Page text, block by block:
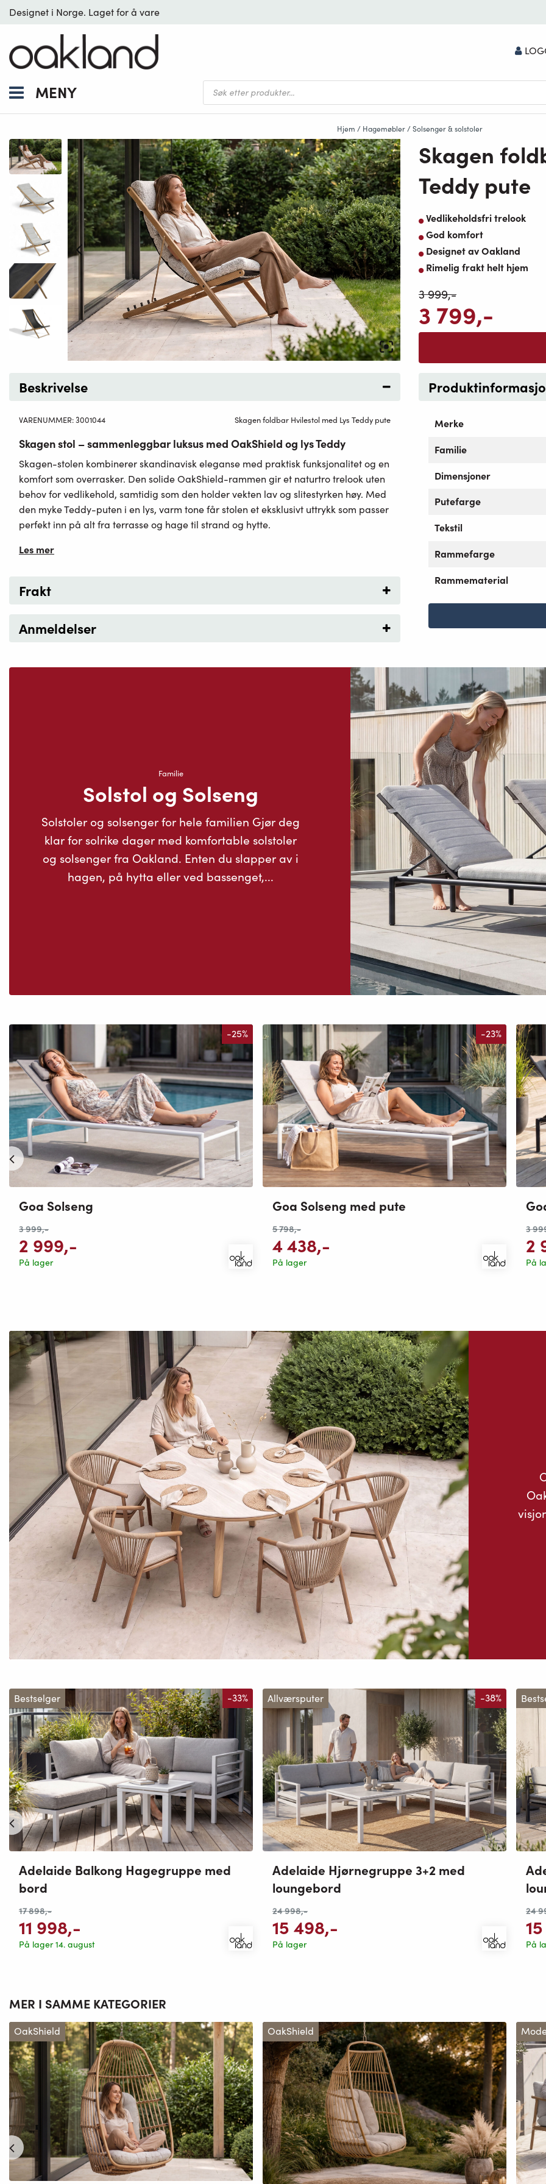
Designet i Norge. Laget for å vare
MENY
Products
search
Hjem / Hagemøbler/Solsenger & solstoler
Skagen
Teddy pute
Vedlikeholdsfri trelook
God komfort
Designet av Oakland
Rimelig frakt helt hjem
3 999,-
3 799,-
Beskrivelse
VARENUMMER:3001044 Skagen foldbar Hvilestol med Lys Teddy pute
Skagen stol – sammenleggbar luksus med OakShield og lys Teddy
Skagen-stolen kombinerer skandinavisk eleganse med praktisk funksjonalitet og en
komfort som overrasker. Den solide OakShield-rammen gir et naturtro trelook uten
behov for vedlikehold, samtidig som den holder vekten lav og slitestyrken høy. Med
den myke Teddy-puten i en lys, varm tone får stolen et eksklusivt uttrykk som passer
perfekt inn på alt fra terrasse og hage til strand og hytte.
Les mer
Frakt
Anmeldelser
Merke
Familie
Dimensjoner
Putefarge
Tekstil
Rammefarge
Rammematerial
Familie
Solstol og Solseng
Solstoler og solsenger for hele familien Gjør deg
klar for solrike dager med komfortable solstoler
og solsenger fra Oakland. Enten du slapper av i
hagen, på hytta eller ved bassenget,...
-25%
Goa Solseng
3 999,-
2 999,-
På lager
-23%
Goa Solseng med pute
5 798,-
4 438,-
På lager
3
2
På
Bestselger -33%
Adelaide Balkong Hagegruppe med
bord
17 898,-
11 998,-
På lager 14. august
Allværsputer -38%
Adelaide Hjørnegruppe 3+2 med
loungebord
24 998,-
15 498,-
På lager
24
På
MER I SAMME KATEGORIER
OakShield OakShield